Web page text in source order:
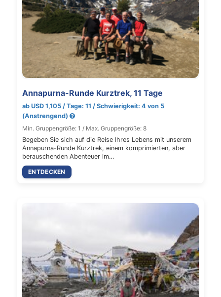
Annapurna-Runde Kurztrek, 11 Tage
ab USD 1,105 / Tage: 11 / Schwierigkeit: 4 von 5
(Anstrengend)
Min. Gruppengröße: 1 / Max. Gruppengröße: 8
Begeben Sie sich auf die Reise Ihres Lebens mit unserem
Annapurna-Runde Kurztrek, einem komprimierten, aber
berauschenden Abenteuer im…
ENTDECKEN